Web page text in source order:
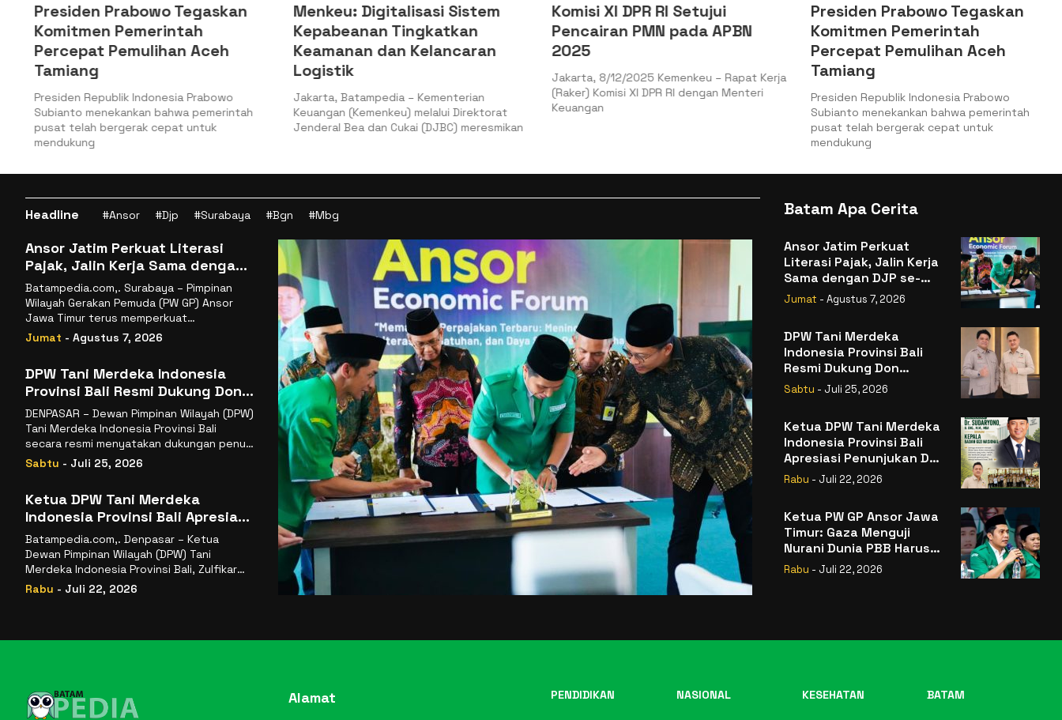
Presiden Prabowo Tegaskan
Komitmen Pemerintah
Percepat Pemulihan Aceh
Tamiang
Presiden Republik Indonesia Prabowo
Subianto menekankan bahwa pemerintah
pusat telah bergerak cepat untuk
mendukung
Menkeu: Digitalisasi Sistem
Kepabeanan Tingkatkan
Keamanan dan Kelancaran
Logistik
Jakarta, Batampedia – Kementerian
Keuangan (Kemenkeu) melalui Direktorat
Jenderal Bea dan Cukai (DJBC) meresmikan
Komisi XI DPR RI Setujui
Pencairan PMN pada APBN
2025
Jakarta, 8/12/2025 Kemenkeu – Rapat Kerja
(Raker) Komisi XI DPR RI dengan Menteri
Keuangan
Presiden Prabowo Tegaskan
Komitmen Pemerintah
Percepat Pemulihan Aceh
Tamiang
Presiden Republik Indonesia Prabowo
Subianto menekankan bahwa pemerintah
pusat telah bergerak cepat untuk
mendukung
Headline #Ansor #Djp #Surabaya #Bgn #Mbg
Ansor Jatim Perkuat Literasi
Pajak, Jalin Kerja Sama dengan
DJP se-Jatim
Batampedia.com,. Surabaya – Pimpinan
Wilayah Gerakan Pemuda (PW GP) Ansor
Jawa Timur terus memperkuat
komitmennya dalam membangun
kemandirian ekonomi
Jumat - Agustus 7, 2026
DPW Tani Merdeka Indonesia
Provinsi Bali Resmi Dukung Don
Muzakir Mengisi Jabatan Wakil
Menteri Pertanian RI
DENPASAR – Dewan Pimpinan Wilayah (DPW)
Tani Merdeka Indonesia Provinsi Bali
secara resmi menyatakan dukungan penuh
kepada Ketua Umum
Sabtu - Juli 25, 2026
Ketua DPW Tani Merdeka
Indonesia Provinsi Bali Apresiasi
Penunjukan Dr. Sudaryono
sebagai Kepala Badan Gizi
Nasional
Batampedia.com,. Denpasar – Ketua
Dewan Pimpinan Wilayah (DPW) Tani
Merdeka Indonesia Provinsi Bali, Zulfikar
Wijaya, S.E., menyampaikan ucapan
Rabu - Juli 22, 2026
Batam Apa Cerita
Ansor Jatim Perkuat
Literasi Pajak, Jalin Kerja
Sama dengan DJP se-
Jatim
Jumat - Agustus 7, 2026
DPW Tani Merdeka
Indonesia Provinsi Bali
Resmi Dukung Don
Muzakir Mengisi Jabatan
Wakil Menteri Pertanian
Sabtu - Juli 25, 2026
Ketua DPW Tani Merdeka
Indonesia Provinsi Bali
Apresiasi Penunjukan Dr.
Sudaryono sebagai
Kepala Badan Gizi
Rabu - Juli 22, 2026
Ketua PW GP Ansor Jawa
Timur: Gaza Menguji
Nurani Dunia PBB Harus
Reformasi Total atau
Kehilangan Legitimasi
Rabu - Juli 22, 2026
Alamat PENDIDIKAN NASIONAL KESEHATAN BATAM